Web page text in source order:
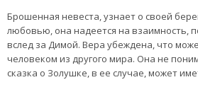
Брошенная невеста, узнает о своей
любовью, она надеется на взаимность,
вслед за Димой. Вера убеждена, что
человеком из другого мира. Она не
сказка о Золушке, в ее случае, может